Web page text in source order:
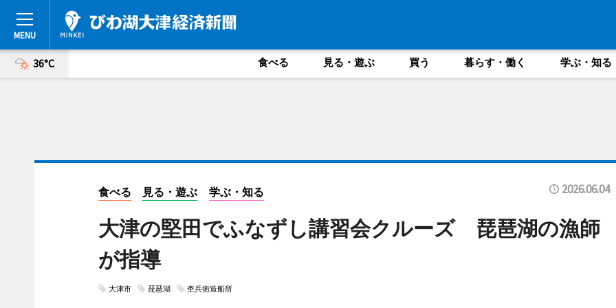
36°C 食べる 見る・遊ぶ 買う 暮らす・働く 学ぶ・知る
食べる 見る・遊ぶ 学ぶ・知る 2026.06.04
大津の堅田でふなずし講習会クルーズ 琵琶湖の漁師
が指導
大津市 琵琶湖 杢兵衛造船所